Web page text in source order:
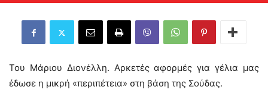
Του Μάριου Διονέλλη. Αρκετές αφορμές για γέλια μας
έδωσε η μικρή «περιπέτεια» στη βάση της Σούδας.